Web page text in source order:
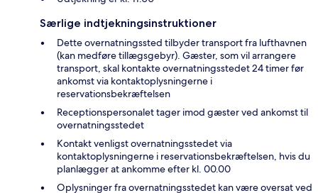
Særlige indtjekningsinstruktioner
Dette overnatningssted tilbyder transport fra lufthavnen
(kan medføre tillægsgebyr). Gæster, som vil arrangere
transport, skal kontakte overnatningsstedet 24 timer før
ankomst via kontaktoplysningerne i
reservationsbekræftelsen
Receptionspersonalet tager imod gæster ved ankomst til
overnatningsstedet
Kontakt venligst overnatningsstedet via
kontaktoplysningerne i reservationsbekræftelsen, hvis du
planlægger at ankomme efter kl. 00.00
Oplysninger fra overnatningsstedet kan være oversat ved